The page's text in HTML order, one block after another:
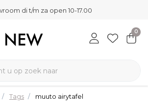
di t/m za open 10-17.00
0
Tags muuto airytafel